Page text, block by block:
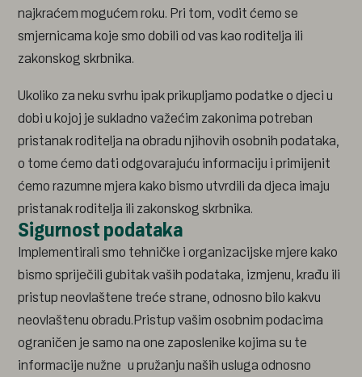
najkraćem mogućem roku. Pri tom, vodit ćemo se
smjernicama koje smo dobili od vas kao roditelja ili
zakonskog skrbnika.
Ukoliko za neku svrhu ipak prikupljamo podatke o djeci u
dobi u kojoj je sukladno važećim zakonima potreban
pristanak roditelja na obradu njihovih osobnih podataka,
o tome ćemo dati odgovarajuću informaciju i primijenit
ćemo razumne mjera kako bismo utvrdili da djeca imaju
pristanak roditelja ili zakonskog skrbnika.
Sigurnost podataka
Implementirali smo tehničke i organizacijske mjere kako
bismo spriječili gubitak vaših podataka, izmjenu, krađu ili
pristup neovlaštene treće strane, odnosno bilo kakvu
neovlaštenu obradu.Pristup vašim osobnim podacima
ograničen je samo na one zaposlenike kojima su te
informacije nužne u pružanju naših usluga odnosno